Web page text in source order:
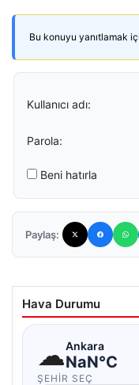
Bu konuyu yanıtlamak
Kullanıcı adı:
Parola:
Beni hatırla
Paylaş:
Hava Durumu
☁Ankara
NaN°C
ŞEHIR SEÇ